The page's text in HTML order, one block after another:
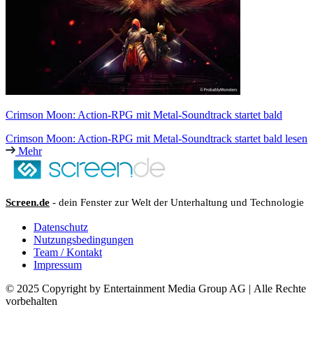
Crimson Moon: Action-RPG mit Metal-Soundtrack startet bald
Crimson Moon: Action-RPG mit Metal-Soundtrack startet bald lesen
Mehr
Screen.de - dein Fenster zur Welt der Unterhaltung und Technologie
Datenschutz
Nutzungsbedingungen
Team / Kontakt
Impressum
© 2025 Copyright by Entertainment Media Group AG | Alle Rechte
vorbehalten